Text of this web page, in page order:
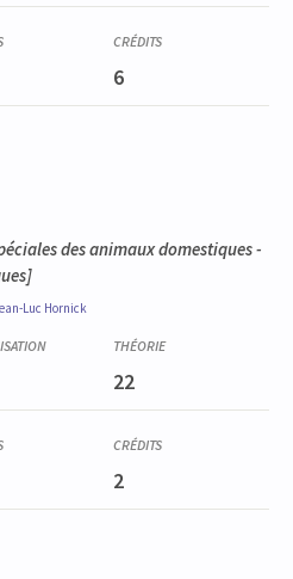
6
des animaux domestiques-
Luc Hornick
22
2